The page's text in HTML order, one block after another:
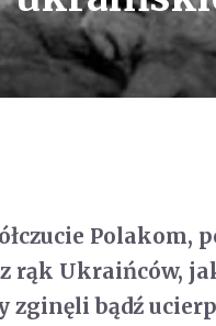
Polakom,
rąk Ukraińców,
bądź